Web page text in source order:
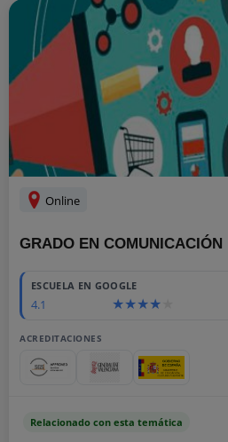
Online
GRADO EN COMUNICACIÓN
ESCUELA EN GOOGLE
4.1
ACREDITACIONES
Relacionado con esta temática